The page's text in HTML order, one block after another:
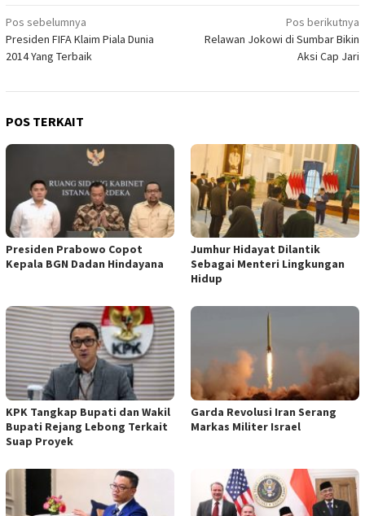
Navigasi
pos
Pos sebelumnya
Presiden FIFA Klaim Piala Dunia
2014 Yang Terbaik
Pos berikutnya
Relawan Jokowi di Sumbar Bikin
Aksi Cap Jari
POS TERKAIT
Presiden Prabowo Copot
Kepala BGN Dadan Hindayana
Jumhur Hidayat Dilantik
Sebagai Menteri Lingkungan
Hidup
KPK Tangkap Bupati dan Wakil
Bupati Rejang Lebong Terkait
Suap Proyek
Garda Revolusi Iran Serang
Markas Militer Israel